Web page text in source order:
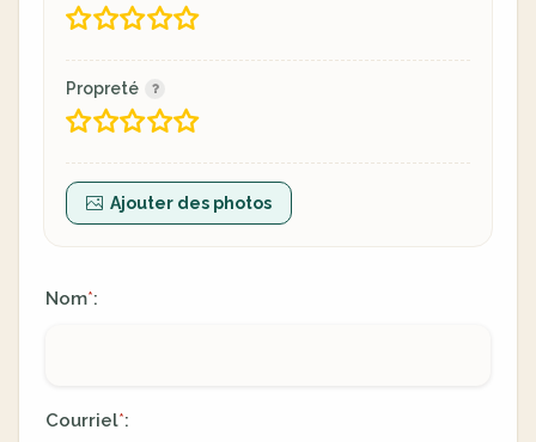
Propreté
Ajouter des photos
Nom*:
Courriel*: